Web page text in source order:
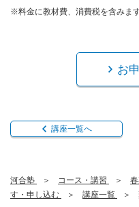
※料金に教材費、消費税を含みます
お
講座一覧へ
河合塾 コース・講習
す・申し込む
講座一覧